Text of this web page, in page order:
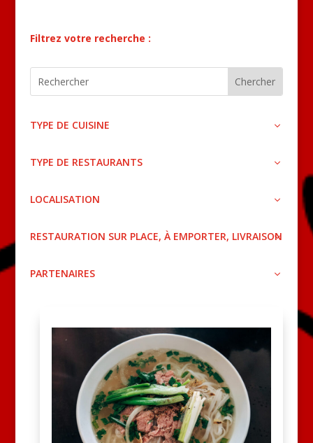
Filtrez votre recherche :
TYPE DE CUISINE
TYPE DE RESTAURANTS
LOCALISATION
RESTAURATION SUR PLACE, À EMPORTER, LIVRAISON
PARTENAIRES